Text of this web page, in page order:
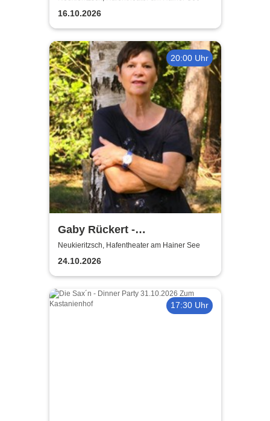
präsentieren
16.10.2026
20:00 Uhr
Gaby Rückert -
Traditionskonzert am Hainer
See
Neukieritzsch, Hafentheater am Hainer See
24.10.2026
17:30 Uhr